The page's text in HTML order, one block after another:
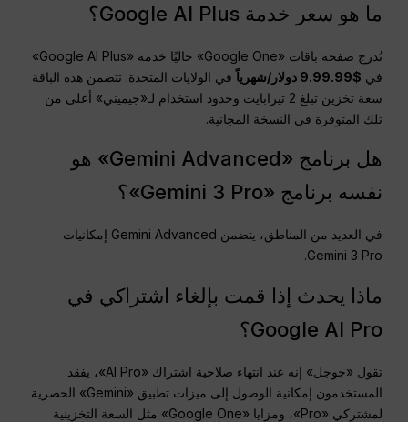
ما هو سعر خدمة Google AI Plus؟
تُدرج صفحة باقات «Google One» حاليًا خدمة «Google AI Plus»
في $9.99.99 دولار/شهرياً
في الولايات المتحدة. تتضمن هذه الباقة
سعة تخزين تبلغ 2 تيرابايت وحدود استخدام لـ«جيميني» أعلى من
تلك المتوفرة في النسخة المجانية.
هل برنامج «Gemini Advanced» هو
نفسه برنامج «Gemini 3 Pro»؟
في العديد من المناطق، يتضمن Gemini Advanced إمكانيات
Gemini 3 Pro.
ماذا يحدث إذا قمت بإلغاء اشتراكي في
Google AI Pro؟
تقول «جوجل» إنه عند انتهاء صلاحية اشتراك «AI Pro»، يفقد
المستخدمون إمكانية الوصول إلى ميزات تطبيق «Gemini» الحصرية
لمشتركي «Pro»، ومزايا «Google One» مثل السعة التخزينية